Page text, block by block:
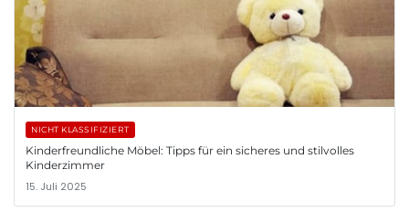
NICHT KLASSIFIZIERT
Kinderfreundliche Möbel: Tipps für ein sicheres und stilvolles
Kinderzimmer
15. Juli 2025